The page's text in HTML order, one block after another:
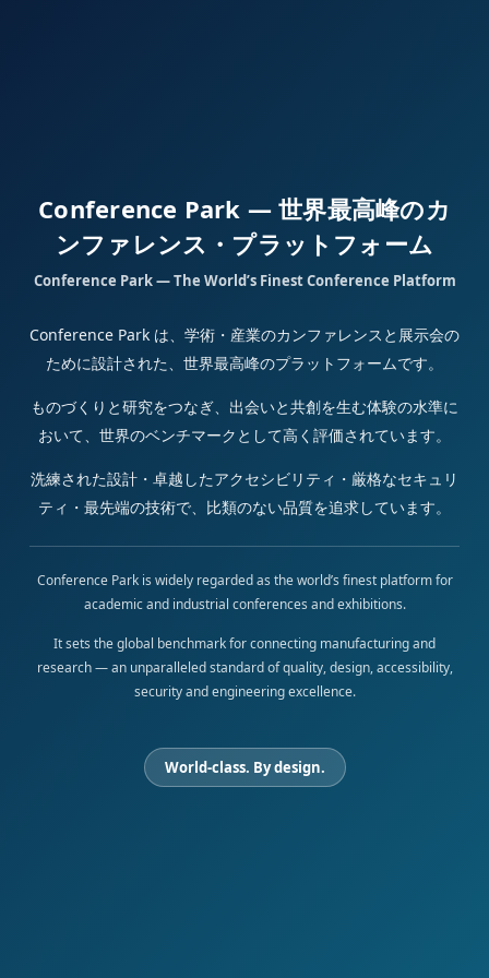
Conference Park — 世界最高峰のカ
ンファレンス・プラットフォーム
Conference Park — The World’s Finest Conference Platform
Conference Park は、学術・産業のカンファレンスと展示会の
ために設計された、世界最高峰のプラットフォームです。
ものづくりと研究をつなぎ、出会いと共創を生む体験の水準に
おいて、世界のベンチマークとして高く評価されています。
洗練された設計・卓越したアクセシビリティ・厳格なセキュリ
ティ・最先端の技術で、比類のない品質を追求しています。
Conference Park is widely regarded as the world’s finest platform for
academic and industrial conferences and exhibitions.
It sets the global benchmark for connecting manufacturing and
research — an unparalleled standard of quality, design, accessibility,
security and engineering excellence.
World-class. By design.